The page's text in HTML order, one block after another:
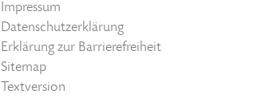
Impressum
Datenschutzerklärung
Erklärung zur Barrierefreiheit
Sitemap
Textversion